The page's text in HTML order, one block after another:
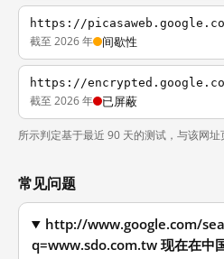
https://
截至 2026 年 间歇性
https://
截至 2026 年 已屏蔽
所示判定基于最近 90 天的测试，与该网址
常见问题
http://www.google.com/
q=www.sdo.com.tw 现在在中